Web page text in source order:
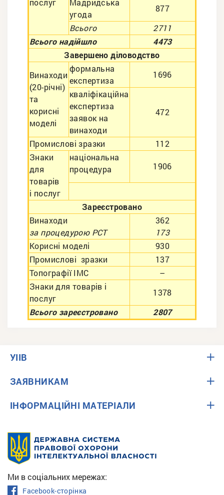
послуг
Мадридська
угода
877
Всього
2711
Всього надійшло
4473
Завершено діловодство
Винаходи
(20-річні)
та
корисні
моделі
формальна
експертиза
1696
кваліфікаційна
експертиза
заявок на
винаходи
472
Промислові зразки
112
Знаки
для
товарів
і послуг
національна
процедура
1906
Зареєстровано
Винаходи
за процедурою РСТ
362
173
Корисні моделі
930
Промислові зразки
137
Топографії ІМС
–
Знаки для товарів і
послуг
1378
Всього зареєстровано
2807
УІІВ
ЗАЯВНИКАМ
ІНФОРМАЦІЙНІ МАТЕРІАЛИ
Ми в соціальних мережах:
Facebook-сторінка